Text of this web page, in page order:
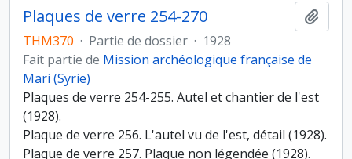
Plaques de verre 254-270
THM370 · Partie de dossier · 1928
Fait partie de Mission archéologique française de
Mari (Syrie)
Plaques de verre 254-255. Autel et chantier de l'est
(1928).
Plaque de verre 256. L'autel vu de l'est, détail (1928).
Plaque de verre 257. Plaque non légendée (1928).